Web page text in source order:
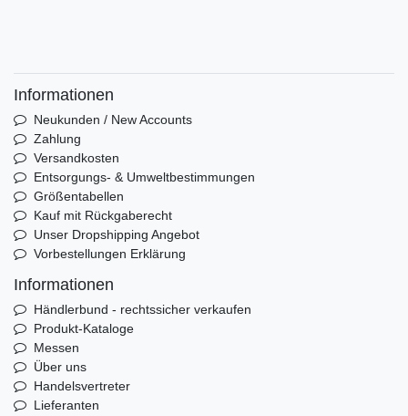
Informationen
Neukunden / New Accounts
Zahlung
Versandkosten
Entsorgungs- & Umweltbestimmungen
Größentabellen
Kauf mit Rückgaberecht
Unser Dropshipping Angebot
Vorbestellungen Erklärung
Informationen
Händlerbund - rechtssicher verkaufen
Produkt-Kataloge
Messen
Über uns
Handelsvertreter
Lieferanten